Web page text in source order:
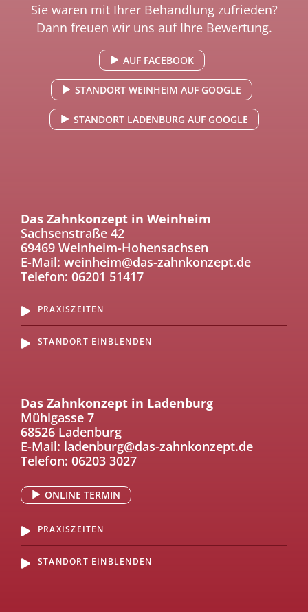
Sie waren mit Ihrer Behandlung zufrieden?
Dann freuen wir uns auf Ihre Bewertung.
AUF FACEBOOK
STANDORT WEINHEIM AUF GOOGLE
STANDORT LADENBURG AUF GOOGLE
Das Zahnkonzept in Weinheim
Sachsenstraße 42
69469 Weinheim-Hohensachsen
E-Mail: weinheim@das-zahnkonzept.de
Telefon: 06201 51417
PRAXISZEITEN
STANDORT EINBLENDEN
Das Zahnkonzept in Ladenburg
Mühlgasse 7
68526 Ladenburg
E-Mail: ladenburg@das-zahnkonzept.de
Telefon: 06203 3027
ONLINE TERMIN
PRAXISZEITEN
STANDORT EINBLENDEN